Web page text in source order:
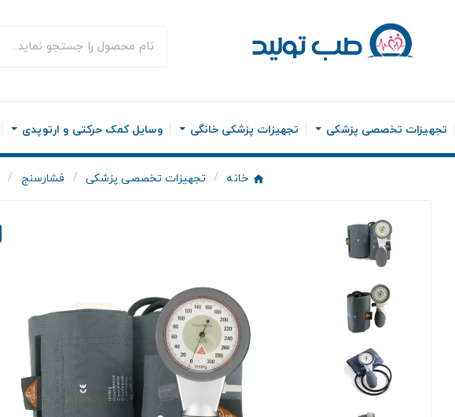
تجهیزات تخصصی پزشکی تجهیزات پزشکی خانگی وسایل کمک حرکتی و ارتوپدی
خانه تجهیزات تخصصی پزشکی فشارسنج